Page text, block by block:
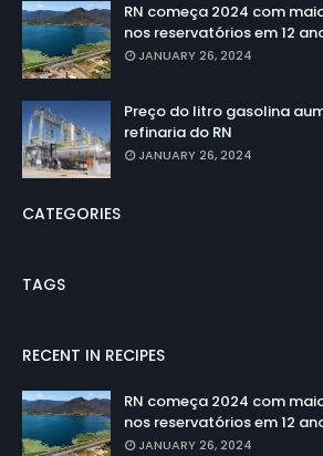
RN começa 2024 com
nos reservatórios em 12
JANUARY 26, 2024
Preço do litro gasolina
refinaria do RN
JANUARY 26, 2024
CATEGORIES
TAGS
RECENT IN RECIPES
RN começa 2024 com
nos reservatórios em 12
JANUARY 26, 2024